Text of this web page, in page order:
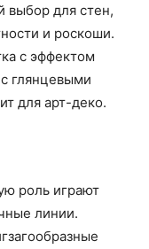
выбор для стен,
и роскоши.
с эффектом
глянцевыми
для арт-деко.
роль играют
линии.